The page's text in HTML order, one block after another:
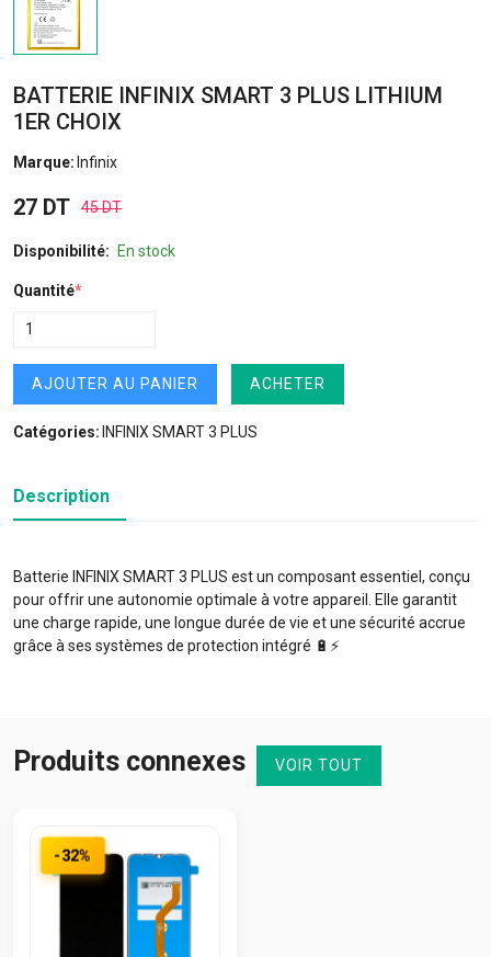
BATTERIE INFINIX SMART 3 PLUS LITHIUM
1ER CHOIX
Marque: Infinix
27 DT 45 DT
Disponibilité: En stock
Quantité*
AJOUTER AU PANIER ACHETER
Catégories: INFINIX SMART 3 PLUS
Description
Batterie INFINIX SMART 3 PLUS est un composant essentiel, conçu
pour offrir une autonomie optimale à votre appareil. Elle garantit
une charge rapide, une longue durée de vie et une sécurité accrue
grâce à ses systèmes de protection intégré 🔋⚡️
Produits connexes VOIR TOUT
-32%